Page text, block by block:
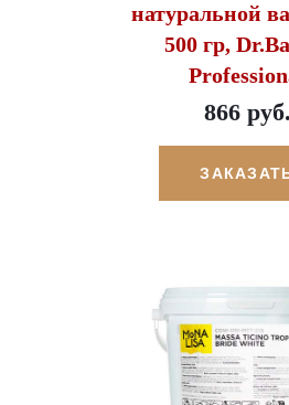
натуральной
500 гр,
866 руб.